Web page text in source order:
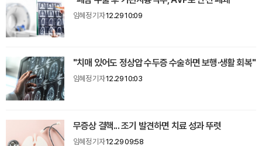
임혜정 기자12.29 10:09
"치매 있어도 정상압 수두증 수술하면 보행·생활 회복"
임혜정 기자12.29 10:03
무증상 결핵... 조기 발견하면 치료 성과 뚜렷
임혜정 기자12.29 09:58